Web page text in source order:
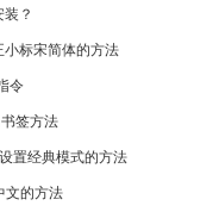
？
标宋简体的方法
令
签方法
置经典模式的方法
文的方法